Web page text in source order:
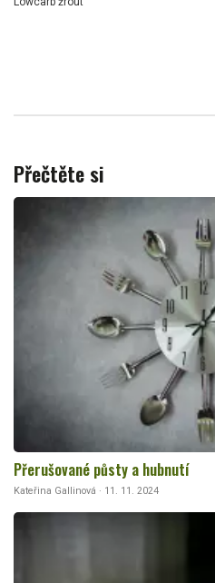
Přečtěte si
Přerušované půsty a hubnutí
Kateřina Gallinová · 11. 11. 2024